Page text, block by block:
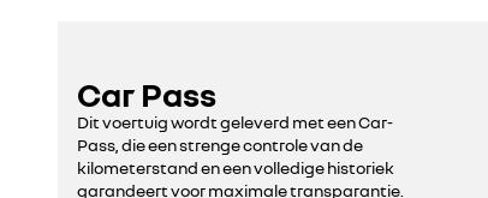
Car Pass
Dit voertuig wordt geleverd met een Car-
Pass, die een strenge controle van de
kilometerstand en een volledige historiek
garandeert voor maximale transparantie.